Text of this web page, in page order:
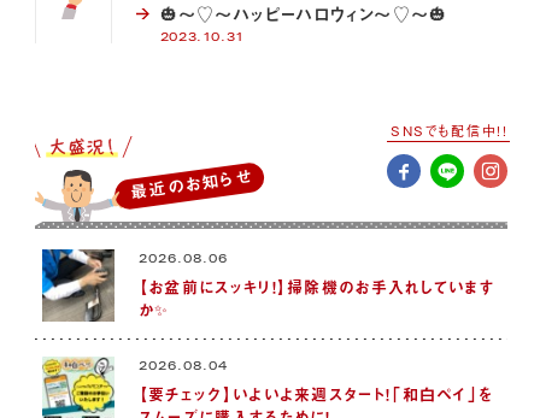
🎃～♡～ハッピーハロウィン～♡～🎃
2023.10.31
最近のお知らせ
2026.08.06
【お盆前にスッキリ！】掃除機のお手入れしています
か✨
2026.08.04
【要チェック】いよいよ来週スタート！「和白ペイ」を
SNSでも配信中!!